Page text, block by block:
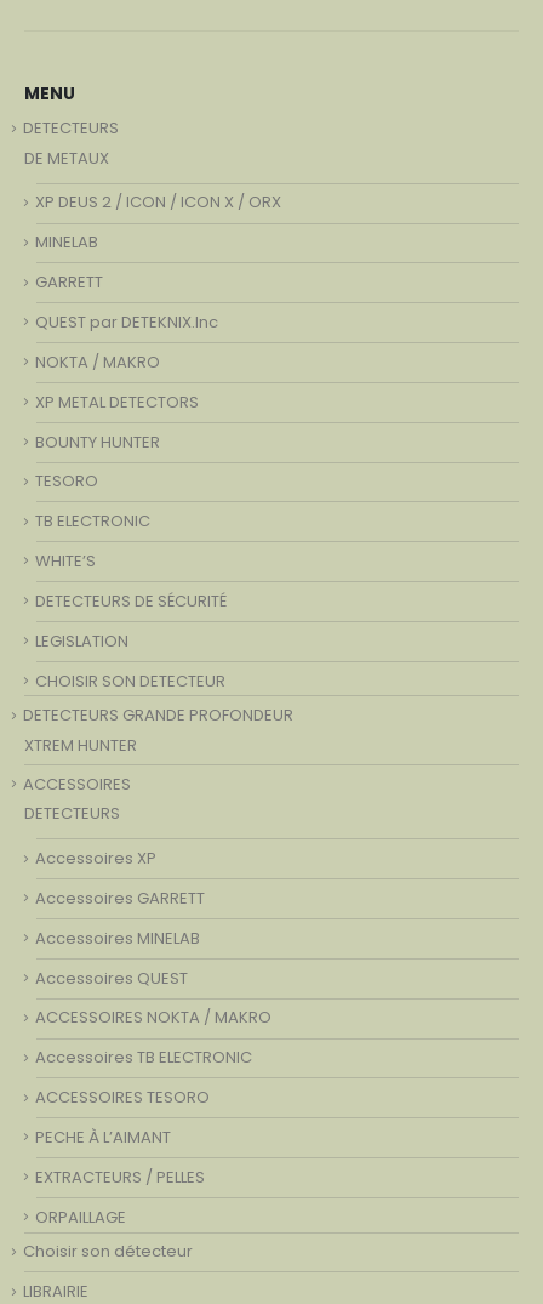
MENU
DETECTEURS
DE METAUX
XP DEUS 2 / ICON / ICON X / ORX
MINELAB
GARRETT
QUEST par DETEKNIX.Inc
NOKTA / MAKRO
XP METAL DETECTORS
BOUNTY HUNTER
TESORO
TB ELECTRONIC
WHITE’S
DETECTEURS DE SÉCURITÉ
LEGISLATION
CHOISIR SON DETECTEUR
DETECTEURS GRANDE PROFONDEUR
XTREM HUNTER
ACCESSOIRES
DETECTEURS
Accessoires XP
Accessoires GARRETT
Accessoires MINELAB
Accessoires QUEST
ACCESSOIRES NOKTA / MAKRO
Accessoires TB ELECTRONIC
ACCESSOIRES TESORO
PECHE À L’AIMANT
EXTRACTEURS / PELLES
ORPAILLAGE
Choisir son détecteur
LIBRAIRIE